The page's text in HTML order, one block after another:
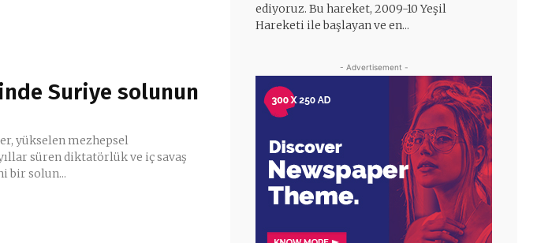
Suriye solunun
süren diktatörlük ve iç savaş
bir solun...
ediyoruz. Bu hareket, 2009-10 Yeşil
Hareketi ile başlayan ve en...
- Advertisement -